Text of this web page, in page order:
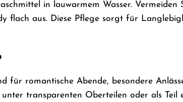
in lauwarmem Wasser. Vermeiden
flach aus. Diese Pflege sorgt für
für romantische Abende, besondere
transparenten Oberteilen oder als Teil